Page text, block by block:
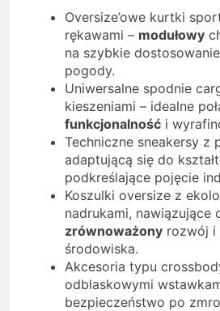
Oversize’owe kurtki
rękawami – modułowy
na szybkie
pogody.
Uniwersalne spodnie
kieszeniami – idealne
funkcjonalność i
Techniczne sneakersy z
adaptującą się do
podkreślające pojęcie
Koszulki oversize z
nadrukami, nawiązujące
zrównoważony rozwój i
środowiska.
Akcesoria typu
odblaskowymi
bezpieczeństwo po